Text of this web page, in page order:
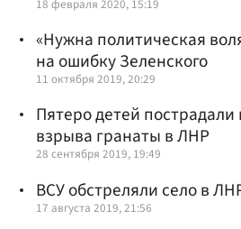
18 февраля 2020, 15:19
«Нужна политическая
на ошибку Зеленского
11 октября 2019, 20:29
Пятеро детей пострадали
взрыва гранаты в ЛНР
28 сентября 2019, 19:49
ВСУ обстреляли село в
17 августа 2019, 21:56